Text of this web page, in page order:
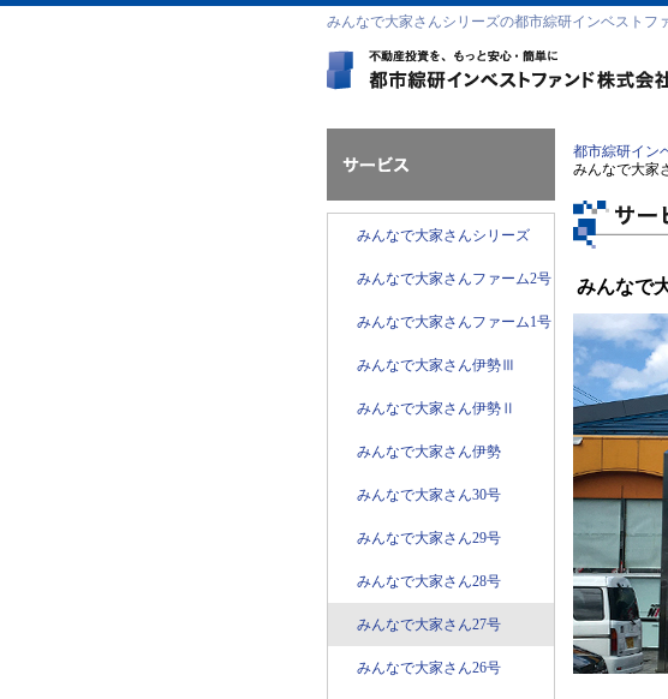
みんなで大家さんシリーズの都市綜研インベストフ
都市綜研イン
みんなで大家
みんなで
みんなで大家さんシリーズ
みんなで大家さんファーム2号
みんなで大家さんファーム1号
みんなで大家さん伊勢Ⅲ
みんなで大家さん伊勢Ⅱ
みんなで大家さん伊勢
みんなで大家さん30号
みんなで大家さん29号
みんなで大家さん28号
みんなで大家さん27号
みんなで大家さん26号